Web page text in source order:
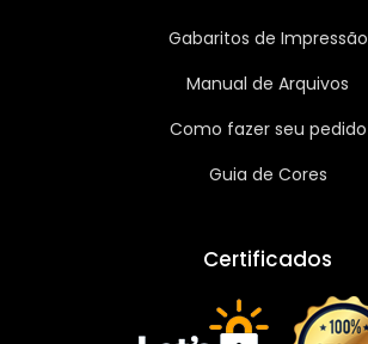
Gabaritos de Impressão
Manual de Arquivos
Como fazer seu pedido
Guia de Cores
Certificados